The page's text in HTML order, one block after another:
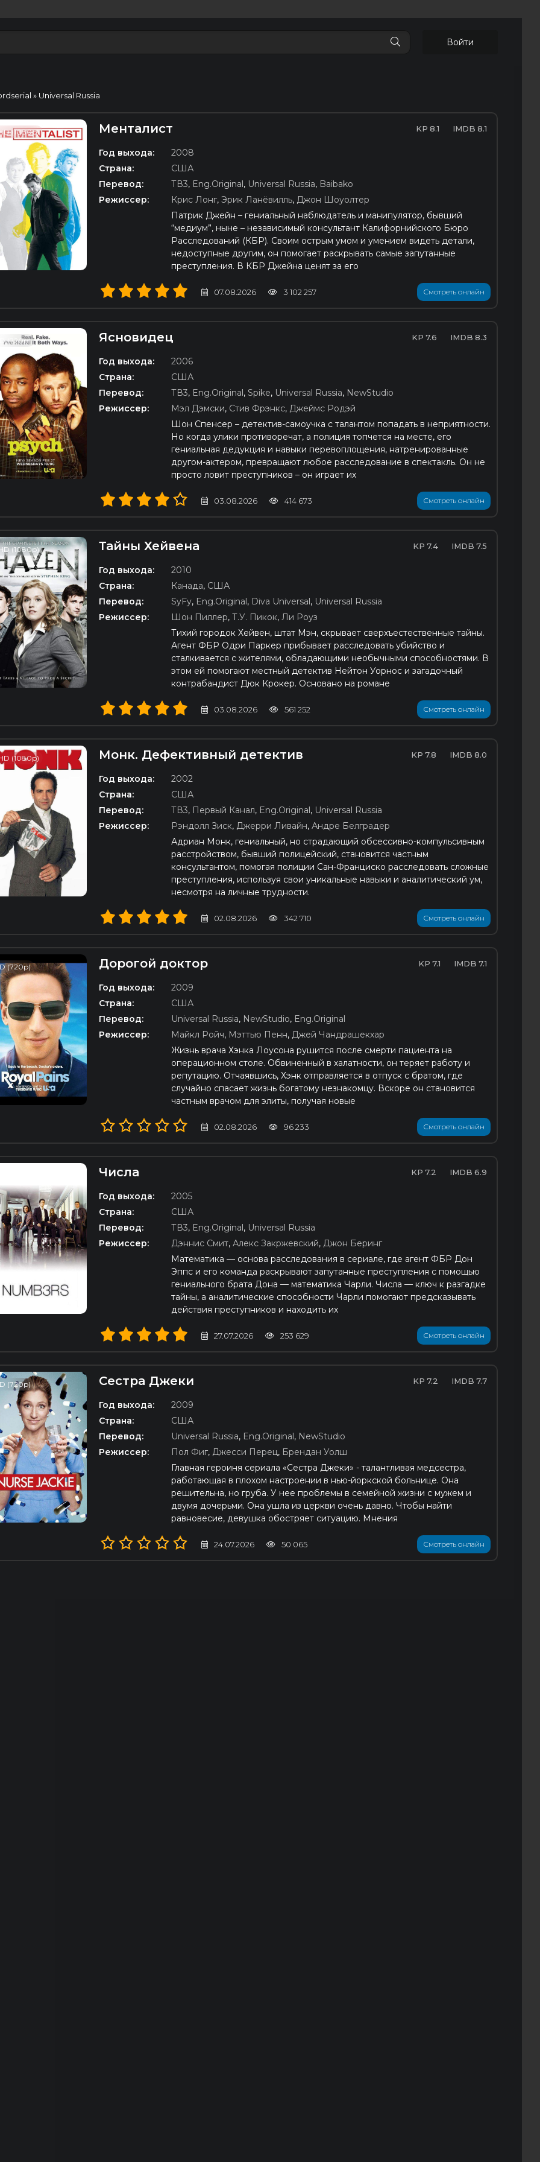
Войти
» Universal Russia
(1080p) Менталист 8.1 8.1
Год выхода:
2008
Страна:
США
Перевод:
ТВ3, Eng.Original, Universal Russia, Baibako
Режиссер:
Крис Лонг, Эрик Ланёвилль, Джон Шоуолтер
Патрик Джейн – гениальный наблюдатель и манипулятор, бывший
“медиум”, ныне – независимый консультант Калифорнийского Бюро
Расследований (КБР). Своим острым умом и умением видеть детали,
недоступные другим, он помогает раскрывать самые запутанные
преступления. В КБР Джейна ценят за его
07.08.2026 3 102 257 Смотреть онлайн
(720p) Ясновидец 7.6 8.3
Год выхода:
2006
Страна:
США
Перевод:
ТВ3, Eng.Original, Spike, Universal Russia, NewStudio
Режиссер:
Мэл Дэмски, Стив Фрэнкс, Джеймс Родэй
Шон Спенсер – детектив-самоучка с талантом попадать в неприятности.
Но когда улики противоречат, а полиция топчется на месте, его
гениальная дедукция и навыки перевоплощения, натренированные
другом-актером, превращают любое расследование в спектакль. Он не
просто ловит преступников – он играет их
03.08.2026 414 673 Смотреть онлайн
(1080p) Тайны Хейвена 7.4 7.5
Год выхода:
2010
Страна:
Канада, США
Перевод:
SyFy, Eng.Original, Diva Universal, Universal Russia
Режиссер:
Шон Пиллер, Т.У. Пикок, Ли Роуз
Тихий городок Хейвен, штат Мэн, скрывает сверхъестественные тайны.
Агент ФБР Одри Паркер прибывает расследовать убийство и
сталкивается с жителями, обладающими необычными способностями. В
этом ей помогают местный детектив Нейтон Уорнос и загадочный
контрабандист Дюк Крокер. Основано на романе
03.08.2026 561 252 Смотреть онлайн
(1080p) Монк. Дефективный детектив 7.8 8.0
Год выхода:
2002
Страна:
США
Перевод:
ТВ3, Первый Канал, Eng.Original, Universal Russia
Режиссер:
Рэндолл Зиск, Джерри Ливайн, Андре Белградер
Адриан Монк, гениальный, но страдающий обсессивно-компульсивным
расстройством, бывший полицейский, становится частным
консультантом, помогая полиции Сан-Франциско расследовать сложные
преступления, используя свои уникальные навыки и аналитический ум,
несмотря на личные трудности.
02.08.2026 342 710 Смотреть онлайн
(720p) Дорогой доктор 7.1 7.1
Год выхода:
2009
Страна:
США
Перевод:
Universal Russia, NewStudio, Eng.Original
Режиссер:
Майкл Ройч, Мэттью Пенн, Джей Чандрашекхар
Жизнь врача Хэнка Лоусона рушится после смерти пациента на
операционном столе. Обвиненный в халатности, он теряет работу и
репутацию. Отчаявшись, Хэнк отправляется в отпуск с братом, где
случайно спасает жизнь богатому незнакомцу. Вскоре он становится
частным врачом для элиты, получая новые
02.08.2026 96 233 Смотреть онлайн
Числа 7.2 6.9
Год выхода:
2005
Страна:
США
Перевод:
ТВ3, Eng.Original, Universal Russia
Режиссер:
Дэннис Смит, Алекс Закржевский, Джон Беринг
Математика — основа расследования в сериалe, где агент ФБР Дон
Эппс и его команда раскрывают запутанные преступления с помощью
гениального брата Дона — математика Чарли. Числа — ключ к разгадке
тайны, а аналитические способности Чарли помогают предсказывать
действия преступников и находить их
27.07.2026 253 629 Смотреть онлайн
(720p) Сестра Джеки 7.2 7.7
Год выхода:
2009
Страна:
США
Перевод:
Universal Russia, Eng.Original, NewStudio
Режиссер:
Пол Фиг, Джесси Перец, Брендан Уолш
Главная героиня сериала «Сестра Джеки» - талантливая медсестра,
работающая в плохом настроении в нью-йоркской больнице. Она
решительна, но груба. У нее проблемы в семейной жизни с мужем и
двумя дочерьми. Она ушла из церкви очень давно. Чтобы найти
равновесие, девушка обостряет ситуацию. Мнения
24.07.2026 50 065 Смотреть онлайн